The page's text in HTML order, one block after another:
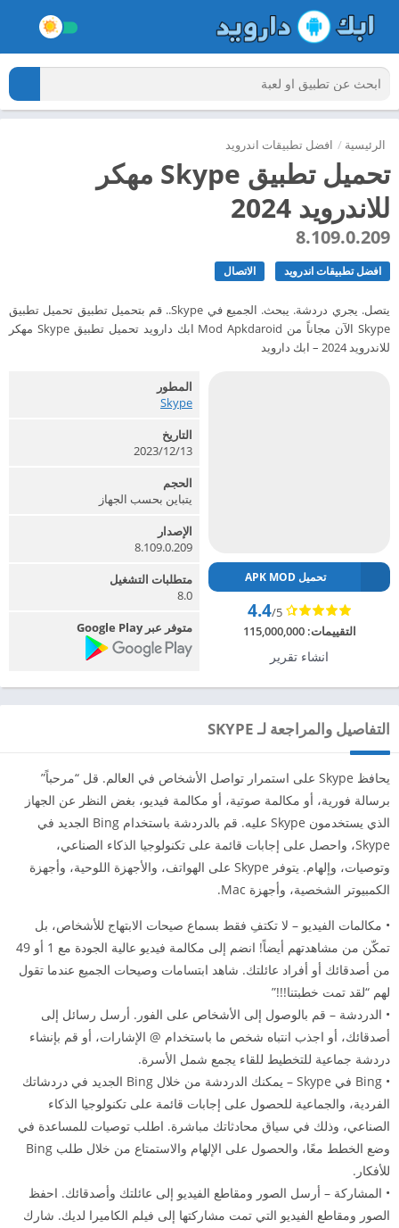
الرئيسية / افضل تطبيقات اندرويد
تحميل تطبيق Skype مهكر
للاندرويد 2024
8.109.0.209
افضل تطبيقات اندرويد الاتصال
يتصل. يجري دردشة. يبحث. الجميع في Skype.. قم بتحميل تطبيق تحميل تطبيق
Skype الآن مجاناً من Mod Apkdaroid ابك دارويد تحميل تطبيق Skype مهكر
للاندرويد 2024 – ابك دارويد
تحميل APK MOD
4.4/5
التقييمات:115,000,000
انشاء تقرير
المطور
Skype‏
التاريخ
2023/12/13
الحجم
يتباين بحسب الجهاز
الإصدار
8.109.0.209
متطلبات التشغيل
8.0
متوفر عبر Google Play
التفاصيل والمراجعة لـ SKYPE
يحافظ Skype على استمرار تواصل الأشخاص في العالم. قل “مرحباً”
برسالة فورية، أو مكالمة صوتية، أو مكالمة فيديو، بغض النظر عن الجهاز
الذي يستخدمون Skype عليه. قم بالدردشة باستخدام Bing الجديد في
Skype، واحصل على إجابات قائمة على تكنولوجيا الذكاء الصناعي،
وتوصيات، وإلهام. يتوفر Skype على الهواتف، والأجهزة اللوحية، وأجهزة
الكمبيوتر الشخصية، وأجهزة Mac.
• مكالمات الفيديو – لا تكتفِ فقط بسماع صيحات الابتهاج للأشخاص، بل
تمكّن من مشاهدتهم أيضاً! انضم إلى مكالمة فيديو عالية الجودة مع 1 أو 49
من أصدقائك أو أفراد عائلتك. شاهد ابتسامات وصيحات الجميع عندما تقول
لهم “لقد تمت خطبتنا!!!”
• الدردشة – قم بالوصول إلى الأشخاص على الفور. أرسل رسائل إلى
أصدقائك، أو اجذب انتباه شخص ما باستخدام @ الإشارات، أو قم بإنشاء
دردشة جماعية للتخطيط للقاء يجمع شمل الأسرة.
• Bing في Skype – يمكنك الدردشة من خلال Bing الجديد في دردشاتك
الفردية، والجماعية للحصول على إجابات قائمة على تكنولوجيا الذكاء
الصناعي، وذلك في سياق محادثاتك مباشرة. اطلب توصيات للمساعدة في
وضع الخطط معًا، والحصول على الإلهام والاستمتاع من خلال طلب Bing
للأفكار.
• المشاركة – أرسل الصور ومقاطع الفيديو إلى عائلتك وأصدقائك. احفظ
الصور ومقاطع الفيديو التي تمت مشاركتها إلى فيلم الكاميرا لديك. شارك